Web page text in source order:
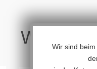
Wir
Wir sind